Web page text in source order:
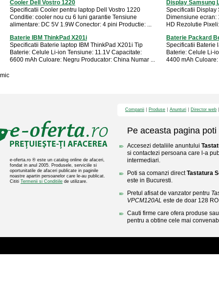
Cooler Dell Vostro 1220
Specificatii Cooler pentru laptop Dell Vostro 1220
Conditie: cooler nou cu 6 luni garantie Tensiune
alimentare: DC 5V 1.9W Conector: 4 pini Productie: ...
Display Samsung
Specificatii Display
Dimensiune ecran:
HD Rezolutie
Baterie IBM ThinkPad X201i
Specificatii Baterie laptop IBM ThinkPad X201i Tip
Baterie: Celule Li-ion Tensiune: 11.1V Capacitate:
6600 mAh Culoare: Negru Producator: China Numar ...
Baterie Packard
Specificatii Baterie
Baterie: Celule Li-
4400 mAh
mic
e-oferta.ro ® este un catalog online de afaceri,
fondat in anul 2005. Produsele, serviciile si
oportunitatile de afaceri publicate in paginile
noastre apartin persoanelor care le-au publicat.
Cititi Termenii si Conditiile de utilizare.
Companii Produse Anunturi Director web
Pe aceasta pagina poti
Accesezi detaliile anuntului
si contactezi persoana care l-a
intermediari.
Poti sa comanzi directTastatura
este in Bucuresti.
Pretul afisat de vanzator pentru
VPCM120AL este de doar 128
Cauti firme care ofera produse
pentru a obtine cele mai